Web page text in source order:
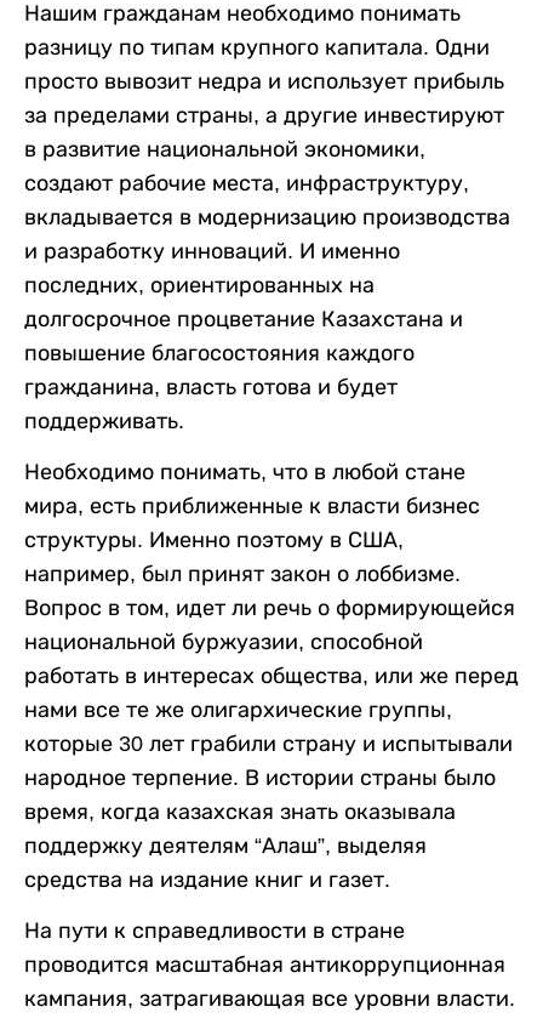
Нашим гражданам необходимо понимать
разницу по типам крупного капитала. Одни
просто вывозит недра и использует прибыль
за пределами страны, а другие инвестируют
в развитие национальной экономики,
создают рабочие места, инфраструктуру,
вкладывается в модернизацию производства
и разработку инноваций. И именно
последних, ориентированных на
долгосрочное процветание Казахстана и
повышение благосостояния каждого
гражданина, власть готова и будет
поддерживать.
Необходимо понимать, что в любой стане
мира, есть приближенные к власти бизнес
структуры. Именно поэтому в США,
например, был принят закон о лоббизме.
Вопрос в том, идет ли речь о формирующейся
национальной буржуазии, способной
работать в интересах общества, или же перед
нами все те же олигархические группы,
которые 30 лет грабили страну и испытывали
народное терпение. В истории страны было
время, когда казахская знать оказывала
поддержку деятелям “Алаш”, выделяя
средства на издание книг и газет.
На пути к справедливости в стране
проводится масштабная антикоррупционная
кампания, затрагивающая все уровни власти.